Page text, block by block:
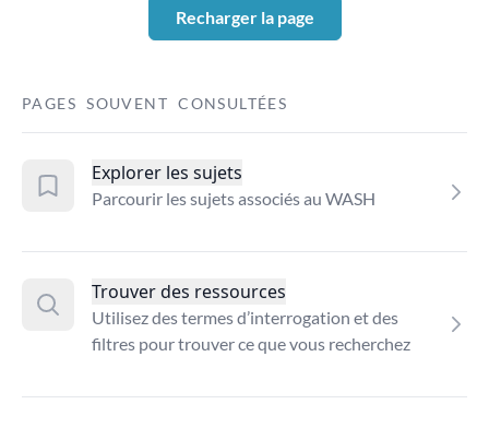
Recharger la page
PAGES SOUVENT CONSULTÉES
Explorer les sujets
Parcourir les sujets associés au WASH
Trouver des ressources
Utilisez des termes d’interrogation et des
filtres pour trouver ce que vous recherchez